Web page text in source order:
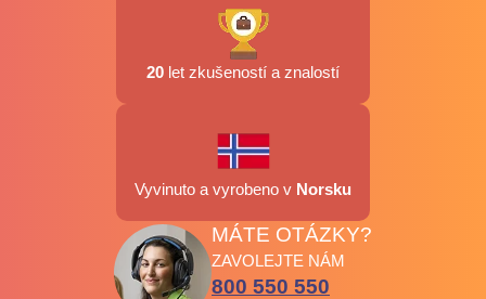
20 let zkušeností a znalostí
Vyvinuto a vyrobeno v Norsku
MÁTE OTÁZKY?
ZAVOLEJTE NÁM
800 550 550